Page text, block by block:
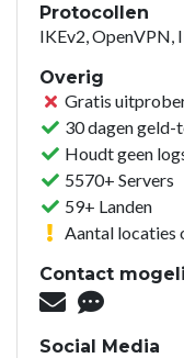
Protocollen
IKEv2, OpenVPN,
Overig
Gratis
30 dagen
Houdt geen
5570+ Servers
59+ Landen
Aantal locaties
Contact
Social Media